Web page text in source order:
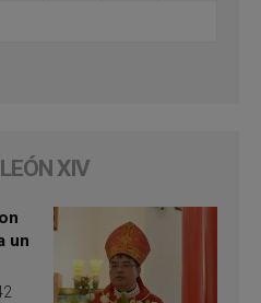
XIV
un